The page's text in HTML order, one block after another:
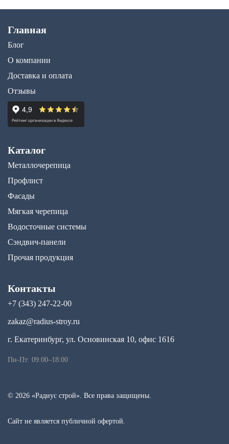
Главная
Блог
О компании
Доставка и оплата
Отзывы
Каталог
Металлочерепица
Профлист
Фасады
Мягкая черепица
Водосточные системы
Сэндвич-панели
Прочая продукция
Контакты
+7 (343) 247-22-00
zakaz@radius-stroy.ru
г. Екатеринбург, ул. Основинская 10, офис 1616
Пн-Пт: 09:00–18:00
© 2026 «Радиус строй». Все права защищены.
Сайт не является публичной офертой.